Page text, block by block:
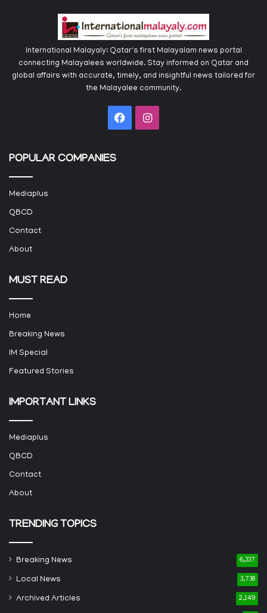
International Malayaly: Qatar's first Malayalam news portal
connecting Malayalees worldwide. Stay informed on Qatar and
global affairs with accurate, timely, and insightful news tailored for
the Malayalee community.
FacebookInstagram
POPULAR COMPANIES
Mediaplus
QBCD
Contact
About
MUST READ
Home
Breaking News
IM Special
Featured Stories
IMPORTANT LINKS
Mediaplus
QBCD
Contact
About
TRENDING TOPICS
Breaking News 6,337
Local News 3,738
Archived Articles 2,149